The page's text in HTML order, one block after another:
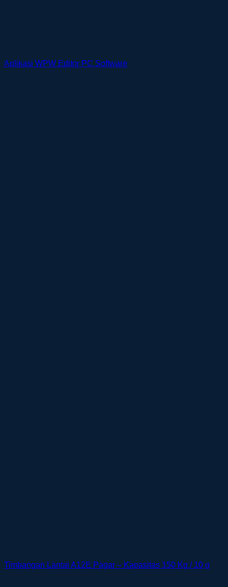
Aplikasi WPW Editor PC Software
Timbangan Lantai A12E Pagar – Kapasitas 150 Kg / 10 g